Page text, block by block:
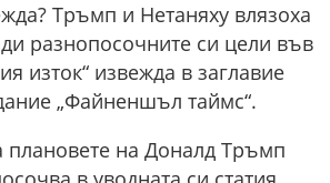
Тръмп и Нетаняху влязоха
разнопосочните си цели във
изток“ извежда в заглавие
„Файненшъл таймс“.
плановете на Доналд Тръмп